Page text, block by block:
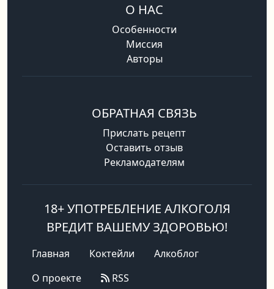
О НАС
Особенности
Миссия
Авторы
ОБРАТНАЯ СВЯЗЬ
Прислать рецепт
Оставить отзыв
Рекламодателям
18+ УПОТРЕБЛЕНИЕ АЛКОГОЛЯ
ВРЕДИТ ВАШЕМУ ЗДОРОВЬЮ!
Главная Коктейли
Алкоблог
О проекте
RSS